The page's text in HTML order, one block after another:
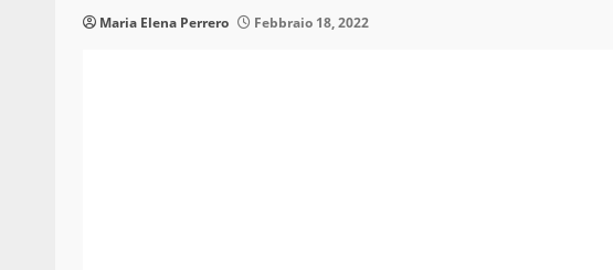
Maria Elena Perrero Febbraio 18, 2022